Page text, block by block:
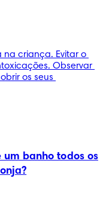
na criança. Evitar o
Observar
os seus
um banho todos os